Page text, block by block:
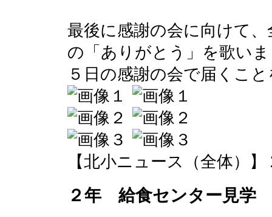
最後に感謝の会に向けて
の「ありがとう」を歌い
５日の感謝の会で届くこ
【北小ニュース（全体）】
２年 給食センター見学